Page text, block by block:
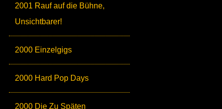
2001 Rauf auf die Bühne,
Unsichtbarer!
2000 Einzelgigs
2000 Hard Pop Days
2000 Die Zu Späten